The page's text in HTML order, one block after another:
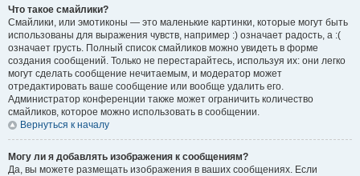
Что такое смайлики?
Смайлики, или эмотиконы — это маленькие картинки, которые могут быть
использованы для выражения чувств, например :) означает радость, а :(
означает грусть. Полный список смайликов можно увидеть в форме
создания сообщений. Только не перестарайтесь, используя их: они легко
могут сделать сообщение нечитаемым, и модератор может
отредактировать ваше сообщение или вообще удалить его.
Администратор конференции также может ограничить количество
смайликов, которое можно использовать в сообщении.
Вернуться к началу
Могу ли я добавлять изображения к сообщениям?
Да, вы можете размещать изображения в ваших сообщениях. Если